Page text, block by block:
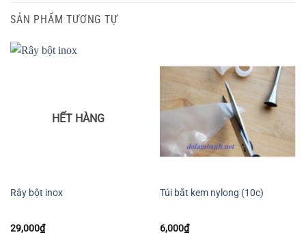
SẢN PHẨM TƯƠNG TỰ
HẾT HÀNG
Rây bột inox
29,000₫
Túi bắt kem nylong (10c)
6,000₫